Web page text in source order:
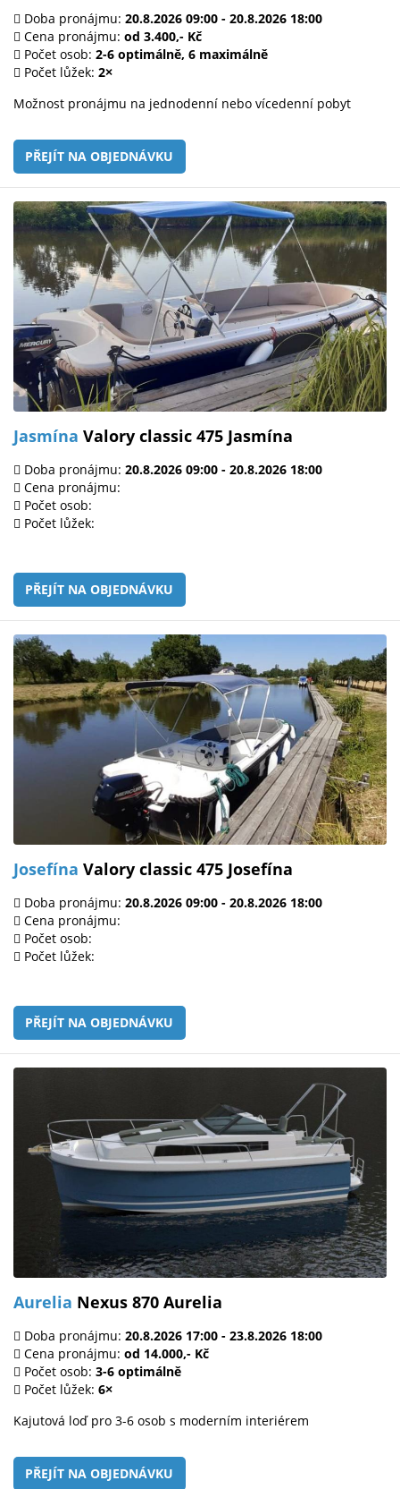
Doba pronájmu: 20.8.2026 09:00 - 20.8.2026 18:00
Cena pronájmu: od 3.400,- Kč
Počet osob: 2-6 optimálně, 6 maximálně
Počet lůžek: 2×
Možnost pronájmu na jednodenní nebo vícedenní pobyt
PŘEJÍT NA OBJEDNÁVKU
Jasmína Valory classic 475 Jasmína
Doba pronájmu: 20.8.2026 09:00 - 20.8.2026 18:00
Cena pronájmu:
Počet osob:
Počet lůžek:
PŘEJÍT NA OBJEDNÁVKU
Josefína Valory classic 475 Josefína
Doba pronájmu: 20.8.2026 09:00 - 20.8.2026 18:00
Cena pronájmu:
Počet osob:
Počet lůžek:
PŘEJÍT NA OBJEDNÁVKU
Aurelia Nexus 870 Aurelia
Doba pronájmu: 20.8.2026 17:00 - 23.8.2026 18:00
Cena pronájmu: od 14.000,- Kč
Počet osob: 3-6 optimálně
Počet lůžek: 6×
Kajutová loď pro 3-6 osob s moderním interiérem
PŘEJÍT NA OBJEDNÁVKU